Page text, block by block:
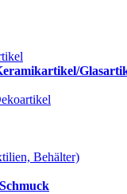
Behälter)